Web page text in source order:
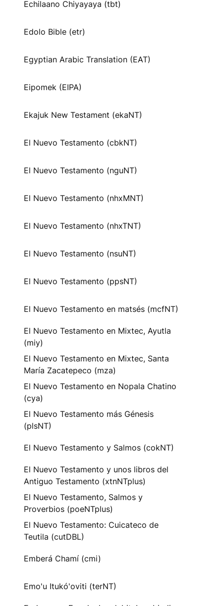
Echilaano Chiyayaya (tbt)
Edolo Bible (etr)
Egyptian Arabic Translation (EAT)
Eipomek (EIPA)
Ekajuk New Testament (ekaNT)
El Nuevo Testamento (cbkNT)
El Nuevo Testamento (nguNT)
El Nuevo Testamento (nhxMNT)
El Nuevo Testamento (nhxTNT)
El Nuevo Testamento (nsuNT)
El Nuevo Testamento (ppsNT)
El Nuevo Testamento en matsés (mcfNT)
El Nuevo Testamento en Mixtec, Ayutla
(miy)
El Nuevo Testamento en Mixtec, Santa
María Zacatepeco (mza)
El Nuevo Testamento en Nopala Chatino
(cya)
El Nuevo Testamento más Génesis
(plsNT)
El Nuevo Testamento y Salmos (cokNT)
El Nuevo Testamento y unos libros del
Antiguo Testamento (xtnNTplus)
El Nuevo Testamento, Salmos y
Proverbios (poeNTplus)
El Nuevo Testamento: Cuicateco de
Teutila (cutDBL)
Emberá Chamí (cmi)
Emo'u Itukó'oviti (terNT)